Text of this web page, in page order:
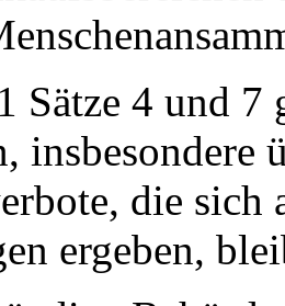
Sätze 4 und 7
die sich
ergeben,